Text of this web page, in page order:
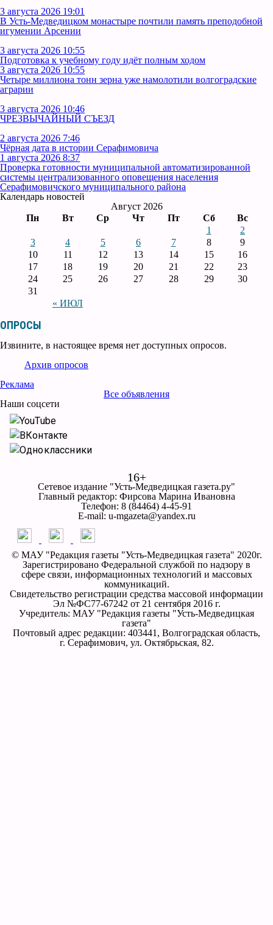
3 августа 2026 19:01
В Усть‑Медведицком монастыре почтили память преподобной
игумении Арсении
3 августа 2026 10:55
Подготовка к учебному году идёт полным ходом
3 августа 2026 10:55
Четыре миллиона тонн зерна уже намолотили волгоградские
аграрии
3 августа 2026 10:46
ЧРЕЗВЫЧАЙНЫЙ СЪЕЗД
2 августа 2026 7:46
Чёрная дата в истории Серафимовича
1 августа 2026 8:37
Проверка готовности муниципальной автоматизированной
системы централизованного оповещения населения
Серафимовичского муниципального района
Календарь новостей
Август 2026
Пн
Вт Ср Чт Пт Сб Вс
« ИЮЛ
1
2
3
4 5 6 7 8
9
10
11 12 13 14 15
16
17
18 19 20 21 22
23
24
25 26 27 28 29
30
31
ОПРОСЫ
Извините, в настоящее время нет доступных опросов.
Архив опросов
Реклама
Все объявления
Наши соцсети
YouTube
ВКонтакте
Одноклассники
16+
Сетевое издание "Усть-Медведицкая газета.ру"
Главный редактор: Фирсова Марина Ивановна
Телефон: 8 (84464) 4-45-91
E-mail: u-mgazeta@yandex.ru
© МАУ "Редакция газеты "Усть-Медведицкая газета" 2020г.
Зарегистрировано Федеральной службой по надзору в
сфере связи, информационных технологий и массовых
коммуникаций.
Свидетельство регистрации средства массовой информации
Эл №ФС77-67242 от 21 сентября 2016 г.
Учредитель: МАУ "Редакция газеты "Усть-Медведицкая
газета"
Почтовый адрес редакции: 403441, Волгоградская область,
г. Серафимович, ул. Октябрьская, 82.